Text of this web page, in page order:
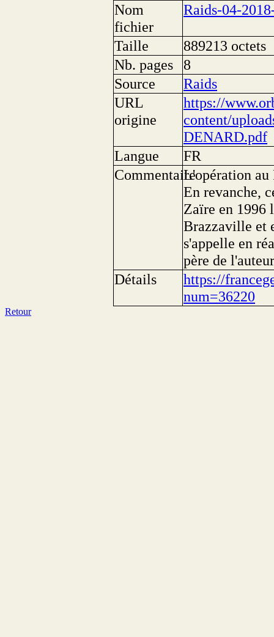
Nom
fichier
Raids-04-
Taille
889213 octets
Nb. pages
8
Source
Raids
URL
origine
https://
content/
DENARD.pdf
Langue
FR
CommentaireL'opération au
En revanche,
Zaïre en 1996
Brazzaville et
s'appelle en
père de
Détails
https://
num=36220
Retour